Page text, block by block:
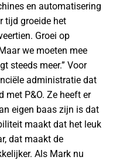
en automatisering
tijd groeide het
Groei op
we moeten mee
steeds meer.” Voor
administratie dat
met P&O. Ze heeft er
eigen baas zijn is dat
maakt dat het leuk
dat maakt de
Als Mark nu